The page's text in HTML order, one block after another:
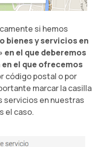
si hemos
bienes y servicios en
el que deberemos
el que ofrecemos
código postal o por
marcar la casilla
servicios en nuestras
el caso.